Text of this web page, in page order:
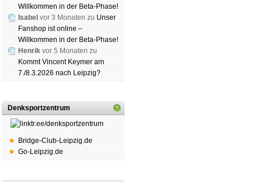
Willkommen in der Beta-Phase!
Isabel vor 3 Monaten zu Unser
Fanshop ist online –
Willkommen in der Beta-Phase!
Henrik vor 5 Monaten zu
Kommt Vincent Keymer am
7./8.3.2026 nach Leipzig?
Denksportzentrum
Bridge-Club-Leipzig.de
Go-Leipzig.de